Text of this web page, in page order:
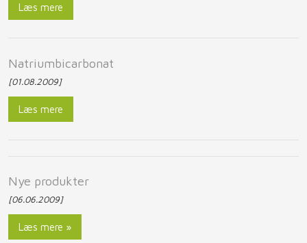
Læs mere
​Natriumbicarbonat
[01.08.2009]
Læs mere
​Nye produkter
[06.06.2009]
Læs mere »